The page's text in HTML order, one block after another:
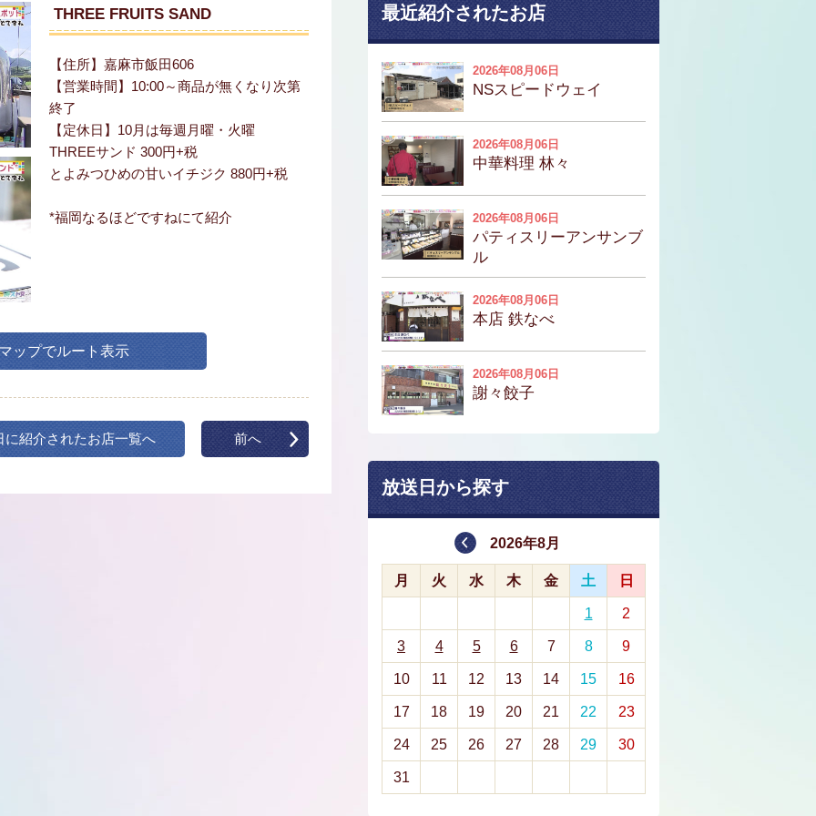
THREE FRUITS SAND
【住所】嘉麻市飯田606
【営業時間】10:00～商品が無くなり次第
終了
【定休日】10月は毎週月曜・火曜
THREEサンド 300円+税
とよみつひめの甘いイチジク 880円+税
*福岡なるほどですねにて紹介
ップでルート表示
に紹介されたお店一覧へ 前へ
最近紹介されたお店
2026年08月06日
NSスピードウェイ
2026年08月06日
中華料理 林々
2026年08月06日
パティスリーアンサンブ
ル
2026年08月06日
本店 鉄なべ
2026年08月06日
謝々餃子
放送日から探す
2026年8月
月 火 水 木 金 土 日
1 2
3 4 5 6 7 8 9
10 11 12 13 14 15 16
17 18 19 20 21 22 23
24 25 26 27 28 29 30
31